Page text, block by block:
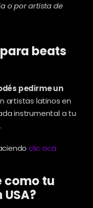
o por artista de
beats
también podés pedirme un
artistas latinos en
instrumental a tu
clic acá
como tu